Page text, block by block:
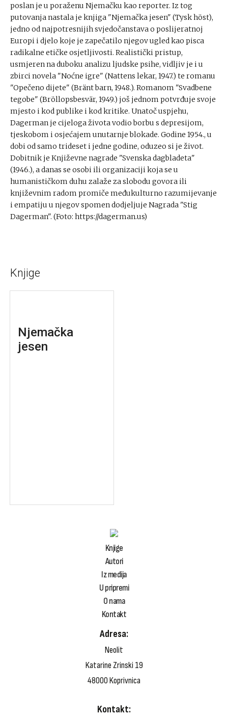
poslan je u poraženu Njemačku kao reporter. Iz tog
putovanja nastala je knjiga "Njemačka jesen" (Tysk höst),
jedno od najpotresnijih svjedočanstava o poslijeratnoj
Europi i djelo koje je zapečatilo njegov ugled kao pisca
radikalne etičke osjetljivosti. Realistički pristup,
usmjeren na duboku analizu ljudske psihe, vidljiv je i u
zbirci novela "Noćne igre" (Nattens lekar, 1947.) te romanu
"Opečeno dijete" (Bränt barn, 1948.). Romanom "Svadbene
tegobe" (Bröllopsbesvär, 1949.) još jednom potvrđuje svoje
mjesto i kod publike i kod kritike. Unatoč uspjehu,
Dagerman je cijeloga života vodio borbu s depresijom,
tjeskobom i osjećajem unutarnje blokade. Godine 1954., u
dobi od samo trideset i jedne godine, oduzeo si je život.
Dobitnik je Književne nagrade "Svenska dagbladeta"
(1946.), a danas se osobi ili organizaciji koja se u
humanističkom duhu zalaže za slobodu govora ili
književnim radom promiče međukulturno razumijevanje
i empatiju u njegov spomen dodjeljuje Nagrada "Stig
Dagerman". (Foto: https://dagerman.us)
Knjige
Njemačka
jesen
Knjige
Autori
Iz medija
U pripremi
O nama
Kontakt
Adresa:
Neolit
Katarine Zrinski 19
48000 Koprivnica
Kontakt: